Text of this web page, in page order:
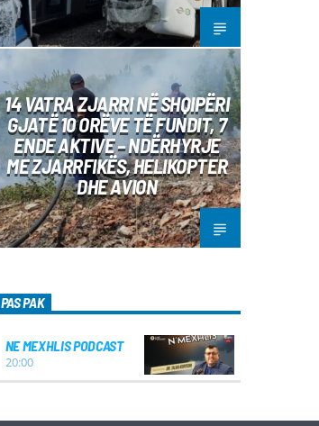
14 VATRA ZJARRI NË SHQIPËRI
GJATË 10 ORËVE TË FUNDIT, 7
ENDE AKTIVE – NDËRHYRJE
ME ZJARRFIKËS, HELIKOPTER
DHE AVION
PAS PAK
NE MEXHLIS PODCAST
20:00